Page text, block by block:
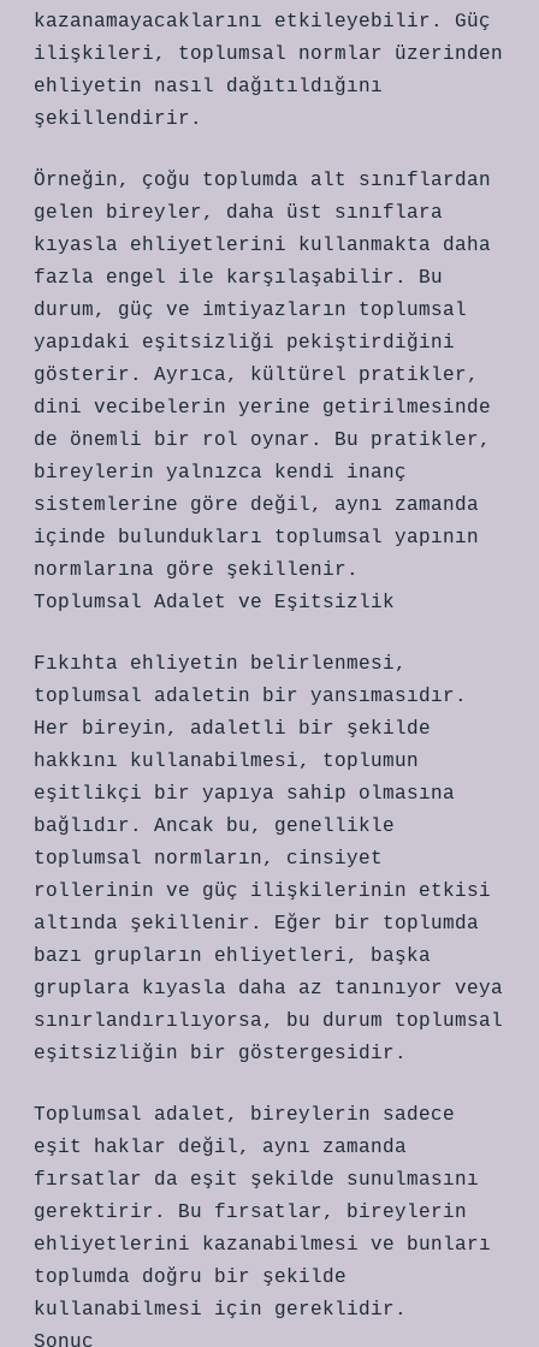
kazanamayacaklarını etkileyebilir. Güç
ilişkileri, toplumsal normlar üzerinden
ehliyetin nasıl dağıtıldığını
şekillendirir.
Örneğin, çoğu toplumda alt sınıflardan
gelen bireyler, daha üst sınıflara
kıyasla ehliyetlerini kullanmakta daha
fazla engel ile karşılaşabilir. Bu
durum, güç ve imtiyazların toplumsal
yapıdaki eşitsizliği pekiştirdiğini
gösterir. Ayrıca, kültürel pratikler,
dini vecibelerin yerine getirilmesinde
de önemli bir rol oynar. Bu pratikler,
bireylerin yalnızca kendi inanç
sistemlerine göre değil, aynı zamanda
içinde bulundukları toplumsal yapının
normlarına göre şekillenir.
Toplumsal Adalet ve Eşitsizlik
Fıkıhta ehliyetin belirlenmesi,
toplumsal adaletin bir yansımasıdır.
Her bireyin, adaletli bir şekilde
hakkını kullanabilmesi, toplumun
eşitlikçi bir yapıya sahip olmasına
bağlıdır. Ancak bu, genellikle
toplumsal normların, cinsiyet
rollerinin ve güç ilişkilerinin etkisi
altında şekillenir. Eğer bir toplumda
bazı grupların ehliyetleri, başka
gruplara kıyasla daha az tanınıyor veya
sınırlandırılıyorsa, bu durum toplumsal
eşitsizliğin bir göstergesidir.
Toplumsal adalet, bireylerin sadece
eşit haklar değil, aynı zamanda
fırsatlar da eşit şekilde sunulmasını
gerektirir. Bu fırsatlar, bireylerin
ehliyetlerini kazanabilmesi ve bunları
toplumda doğru bir şekilde
kullanabilmesi için gereklidir.
Sonuç